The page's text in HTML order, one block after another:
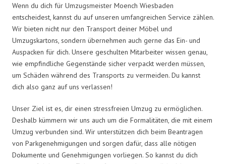
Wenn du dich für Umzugsmeister Moench Wiesbaden
entscheidest, kannst du auf unseren umfangreichen Service zählen.
Wir bieten nicht nur den Transport deiner Möbel und
Umzugskartons, sondern übernehmen auch gerne das Ein- und
Auspacken für dich. Unsere geschulten Mitarbeiter wissen genau,
wie empfindliche Gegenstände sicher verpackt werden müssen,
um Schäden während des Transports zu vermeiden. Du kannst
dich also ganz auf uns verlassen!
Unser Ziel ist es, dir einen stressfreien Umzug zu ermöglichen.
Deshalb kümmern wir uns auch um die Formalitäten, die mit einem
Umzug verbunden sind. Wir unterstützen dich beim Beantragen
von Parkgenehmigungen und sorgen dafür, dass alle nötigen
Dokumente und Genehmigungen vorliegen. So kannst du dich